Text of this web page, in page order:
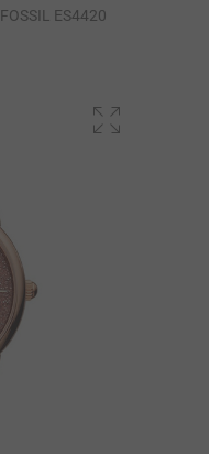
FOSSIL ES4420